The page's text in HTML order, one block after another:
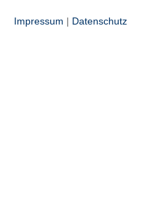
Impressum | Datenschutz